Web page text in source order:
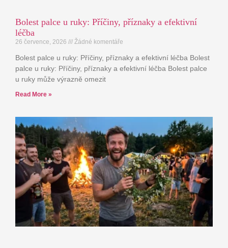
Bolest palce u ruky: Příčiny, příznaky a efektivní
léčba
26 července, 2026 Žádné komentáře
Bolest palce u ruky: Příčiny, příznaky a efektivní léčba Bolest
palce u ruky: Příčiny, příznaky a efektivní léčba Bolest palce
u ruky může výrazně omezit
Read More »